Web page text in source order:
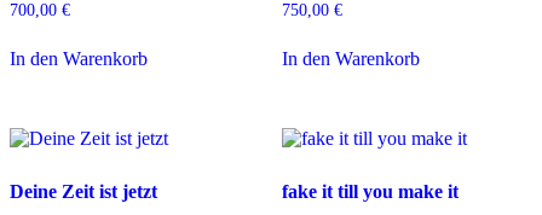
700,00 €
In den Warenkorb
750,00 €
In den Warenkorb
Deine Zeit ist jetzt fake it till you make it